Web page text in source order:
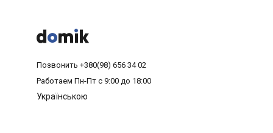



Позвонить +380(98) 656 34 02
Работаем Пн-Пт с 9:00 до 18:00
Українською